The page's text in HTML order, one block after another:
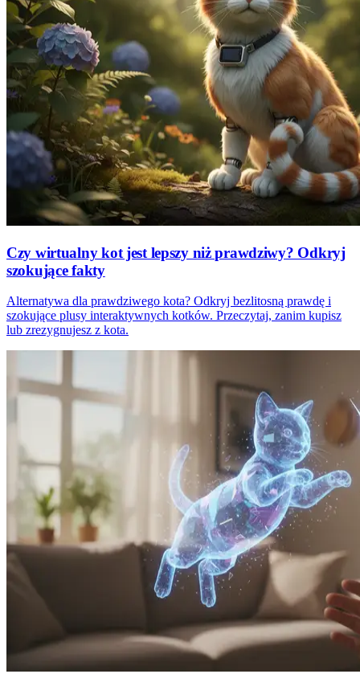
Czy wirtualny kot jest lepszy niż prawdziwy? Odkryj
szokujące fakty
Alternatywa dla prawdziwego kota? Odkryj bezlitosną prawdę i
szokujące plusy interaktywnych kotków. Przeczytaj, zanim kupisz
lub zrezygnujesz z kota.